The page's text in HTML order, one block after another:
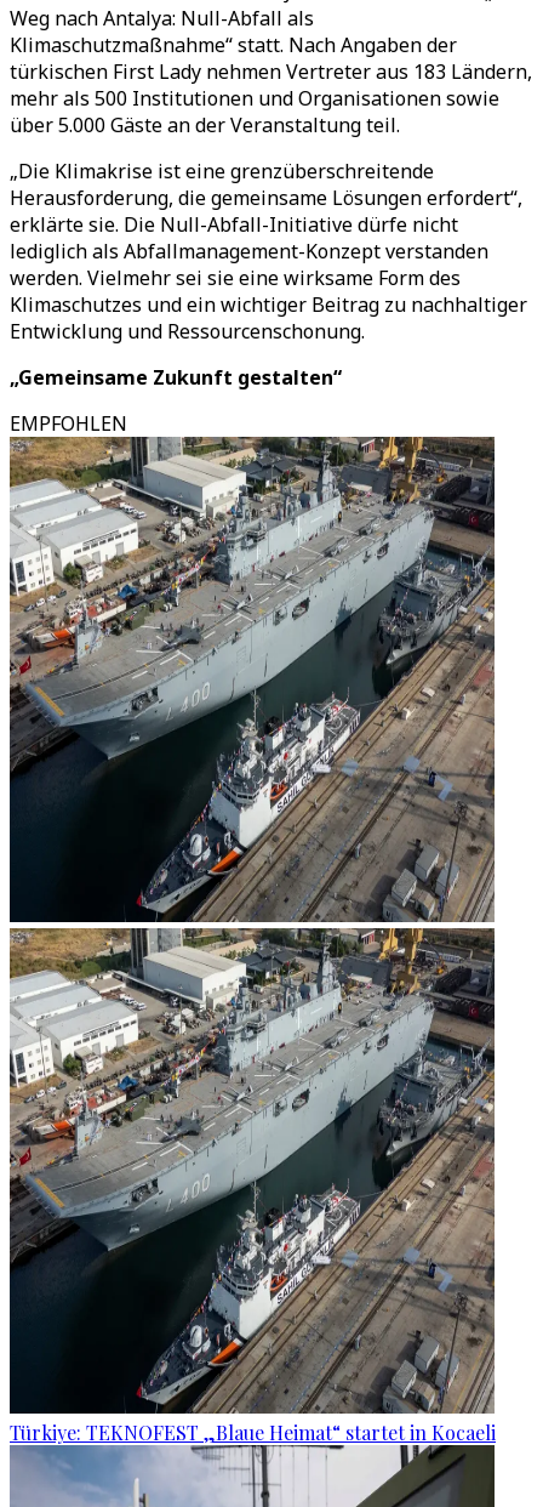
Weg nach Antalya: Null-Abfall als
Klimaschutzmaßnahme“ statt. Nach Angaben der
türkischen First Lady nehmen Vertreter aus 183 Ländern,
mehr als 500 Institutionen und Organisationen sowie
über 5.000 Gäste an der Veranstaltung teil.
„Die Klimakrise ist eine grenzüberschreitende
Herausforderung, die gemeinsame Lösungen erfordert“,
erklärte sie. Die Null-Abfall-Initiative dürfe nicht
lediglich als Abfallmanagement-Konzept verstanden
werden. Vielmehr sei sie eine wirksame Form des
Klimaschutzes und ein wichtiger Beitrag zu nachhaltiger
Entwicklung und Ressourcenschonung.
„Gemeinsame Zukunft gestalten“
EMPFOHLEN
Türkiye: TEKNOFEST „Blaue Heimat“ startet in Kocaeli